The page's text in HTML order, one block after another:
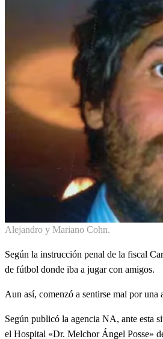
Alejandro y Mariano Cohn.
Según la instrucción penal de la fiscal
de fútbol donde iba a jugar con amigos.
Aun así, comenzó a sentirse mal por una
Según publicó la agencia NA, ante esta
el Hospital «Dr. Melchor Ángel Posse»